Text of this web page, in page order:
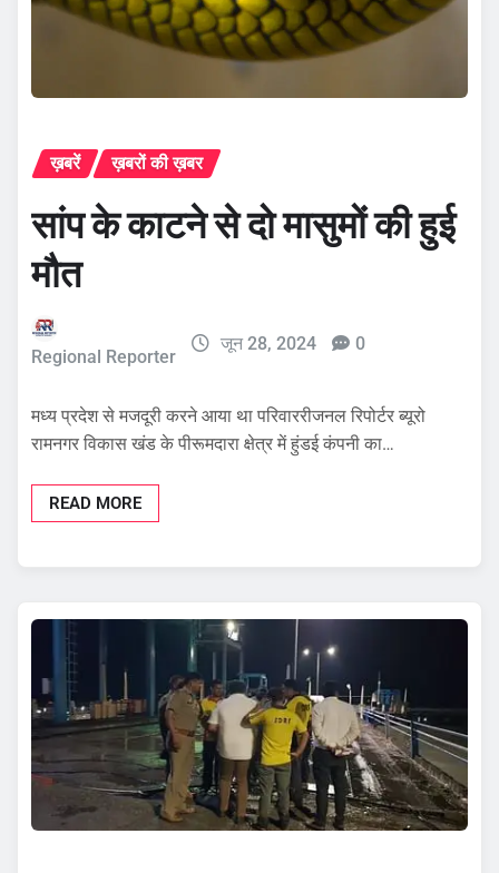
ख़बरें ख़बरों की ख़बर
सांप के काटने से दो मासुमों की हुई
मौत
Regional Reporter
जून 28, 2024 0
मध्य प्रदेश से मजदूरी करने आया था परिवाररीजनल रिपोर्टर ब्यूरो
रामनगर विकास खंड के पीरूमदारा क्षेत्र में हुंडई कंपनी का…
READ MORE